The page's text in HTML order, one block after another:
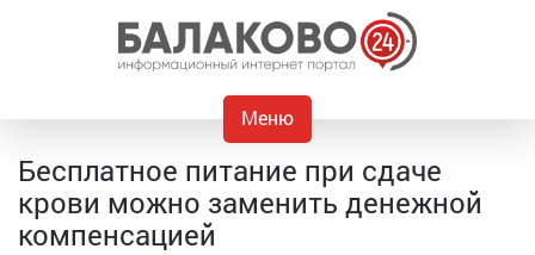
Меню
Бесплатное питание при сдаче
крови можно заменить денежной
компенсацией